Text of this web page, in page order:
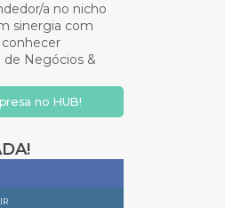
a no nicho
sinergia com
de Negócios &
no HUB!